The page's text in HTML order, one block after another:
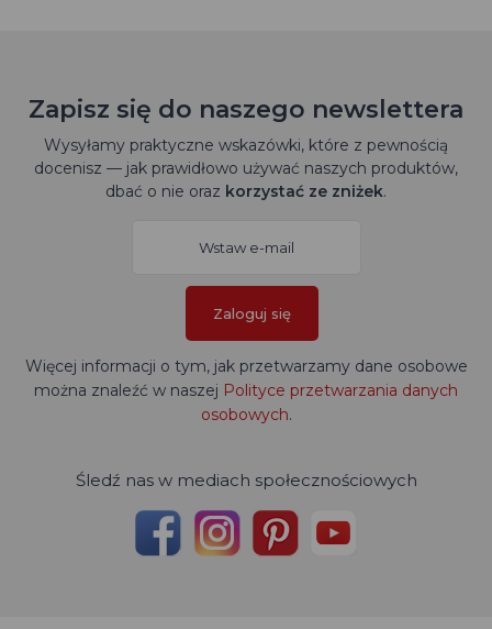
Zapisz się do naszego newslettera
Wysyłamy praktyczne wskazówki, które z pewnością
docenisz — jak prawidłowo używać naszych produktów,
dbać o nie oraz korzystać ze zniżek.
Zaloguj się
Więcej informacji o tym, jak przetwarzamy dane osobowe
można znaleźć w naszej Polityce przetwarzania danych
osobowych.
Śledź nas w mediach społecznościowych